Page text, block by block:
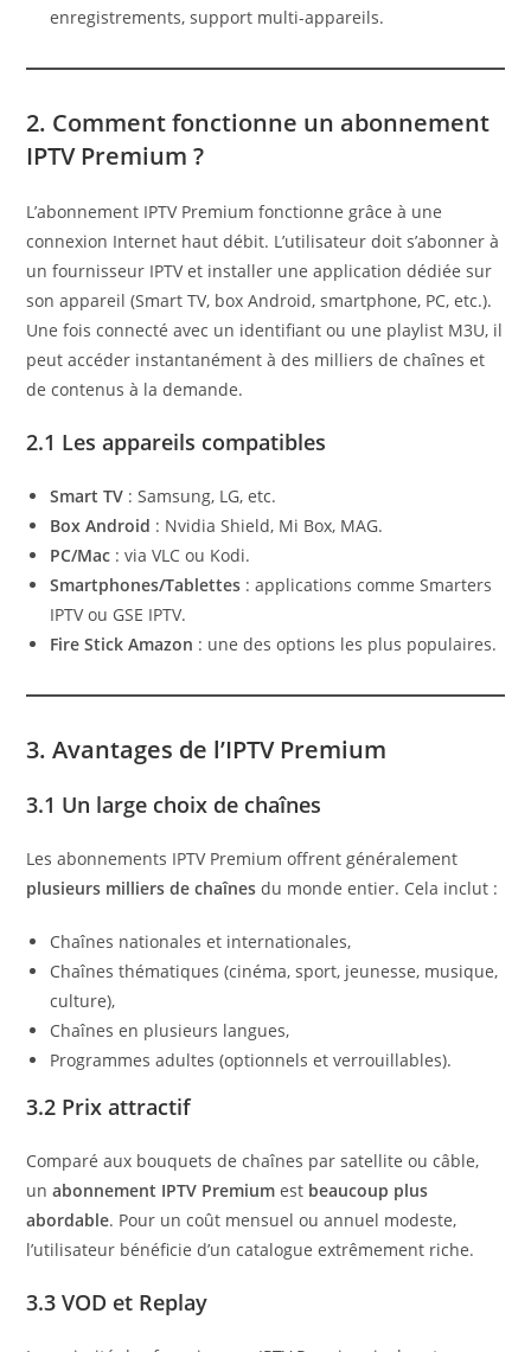
enregistrements, support multi-appareils.
2. Comment fonctionne un abonnement
IPTV Premium ?
L’abonnement IPTV Premium fonctionne grâce à une
connexion Internet haut débit. L’utilisateur doit s’abonner à
un fournisseur IPTV et installer une application dédiée sur
son appareil (Smart TV, box Android, smartphone, PC, etc.).
Une fois connecté avec un identifiant ou une playlist M3U, il
peut accéder instantanément à des milliers de chaînes et
de contenus à la demande.
2.1 Les appareils compatibles
Smart TV : Samsung, LG, etc.
Box Android : Nvidia Shield, Mi Box, MAG.
PC/Mac : via VLC ou Kodi.
Smartphones/Tablettes : applications comme Smarters
IPTV ou GSE IPTV.
Fire Stick Amazon : une des options les plus populaires.
3. Avantages de l’IPTV Premium
3.1 Un large choix de chaînes
Les abonnements IPTV Premium offrent généralement
plusieurs milliers de chaînes du monde entier. Cela inclut :
Chaînes nationales et internationales,
Chaînes thématiques (cinéma, sport, jeunesse, musique,
culture),
Chaînes en plusieurs langues,
Programmes adultes (optionnels et verrouillables).
3.2 Prix attractif
Comparé aux bouquets de chaînes par satellite ou câble,
unabonnement IPTV Premium est beaucoup plus
abordable. Pour un coût mensuel ou annuel modeste,
l’utilisateur bénéficie d’un catalogue extrêmement riche.
3.3 VOD et Replay